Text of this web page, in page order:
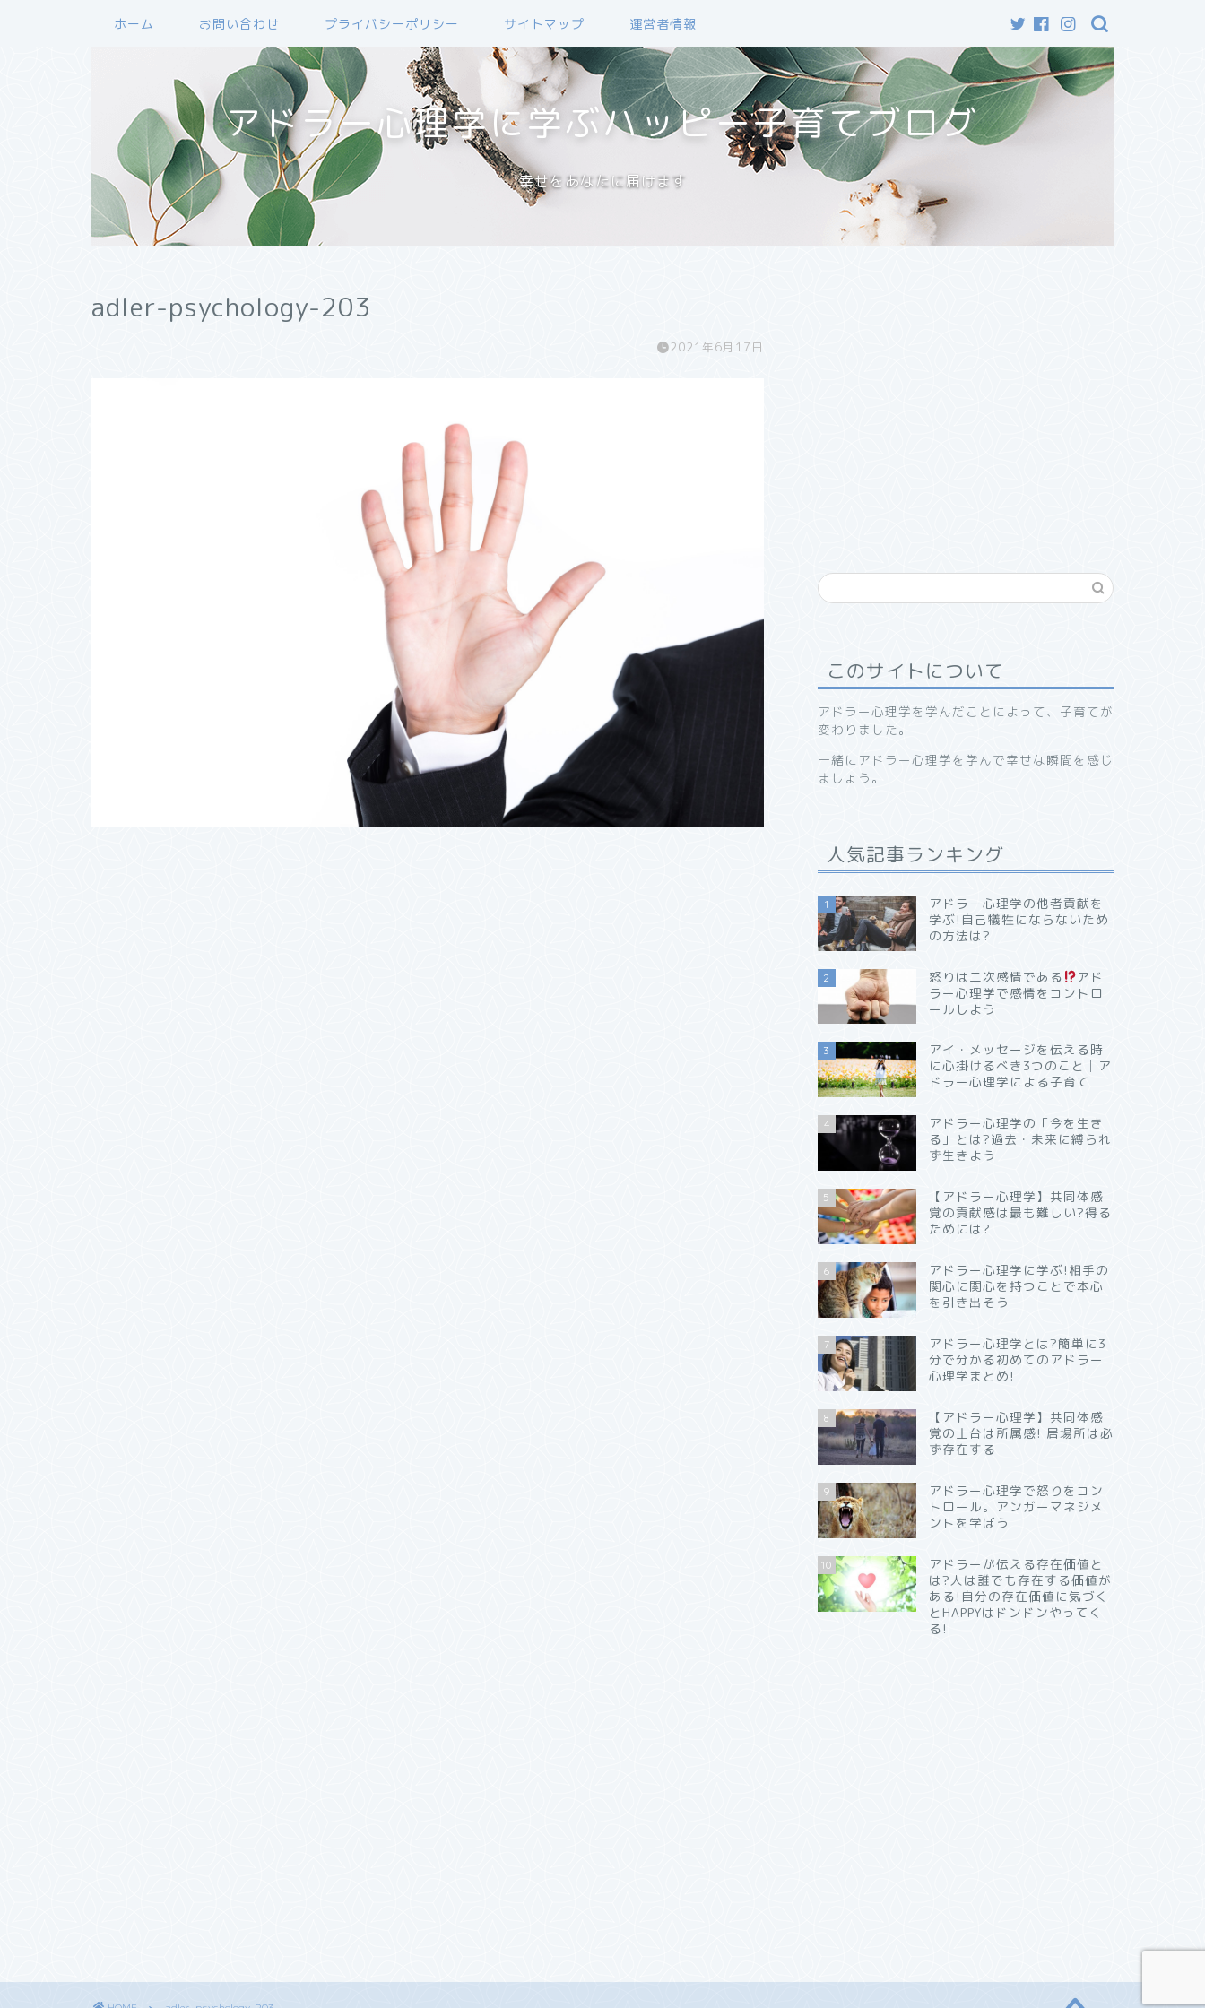
ホーム お問い合わせ プライバシーポリシー サイトマップ 運営者情報
アドラー心理学に学ぶハッピー子育てブログ
幸せをあなたに届けます
adler-psychology-203
2021年6月17日
このサイトについて
アドラー心理学を学んだことによって、子育てが
変わりました。
一緒にアドラー心理学を学んで幸せな瞬間を感じ
ましょう。
人気記事ランキング
1
アドラー心理学の他者貢献を
学ぶ!自己犠牲にならないため
の方法は?
2 怒りは二次感情である
アド
ラー心理学で感情をコントロ
ールしよう
3
アイ・メッセージを伝える時
に心掛けるべき3つのこと│ア
ドラー心理学による子育て
4
アドラー心理学の「今を生き
る」とは?過去・未来に縛られ
ず生きよう
5
【アドラー心理学】共同体感
覚の貢献感は最も難しい?得る
ためには?
6
アドラー心理学に学ぶ!相手の
関心に関心を持つことで本心
を引き出そう
7
アドラー心理学とは?簡単に3
分で分かる初めてのアドラー
心理学まとめ!
8
【アドラー心理学】共同体感
覚の土台は所属感! 居場所は必
ず存在する
9
アドラー心理学で怒りをコン
トロール。アンガーマネジメ
ントを学ぼう
10
アドラーが伝える存在価値と
は?人は誰でも存在する価値が
ある!自分の存在価値に気づく
とHAPPYはドンドンやってく
る!